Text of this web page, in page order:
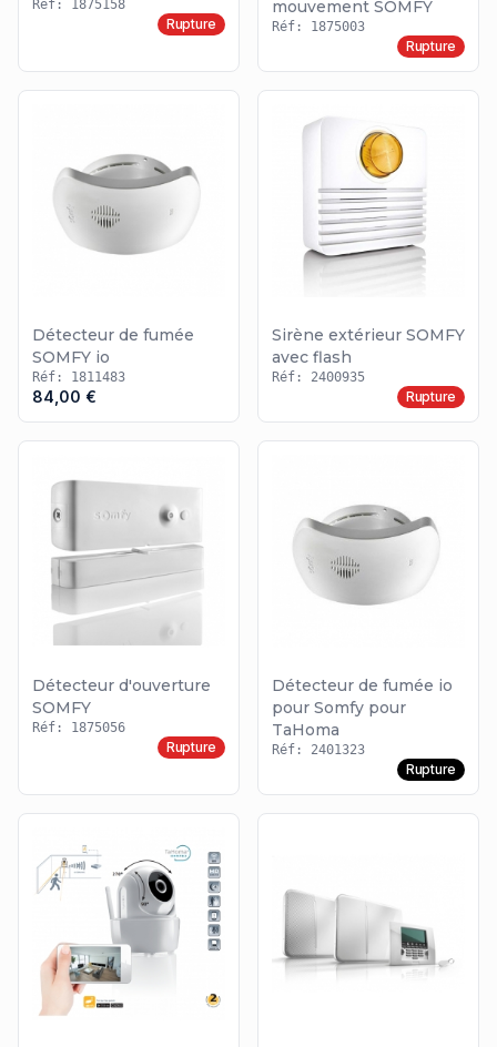
Réf: 1875158
Rupture
mouvement SOMFY
Réf: 1875003
Rupture
Détecteur de fumée
SOMFY io
Réf: 1811483
84,00 €
Sirène extérieur SOMFY
avec flash
Réf: 2400935
Rupture
Détecteur d'ouverture
SOMFY
Réf: 1875056
Rupture
Détecteur de fumée io
pour Somfy pour
TaHoma
Réf: 2401323
Rupture